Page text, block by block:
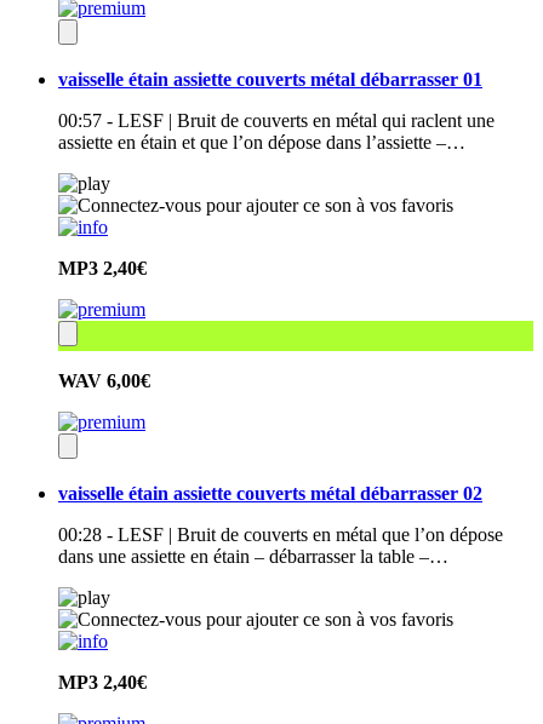
vaisselle étain assiette couverts métal débarrasser 01
00:57 - LESF | Bruit de couverts en métal qui raclent une
assiette en étain et que l’on dépose dans l’assiette –…
MP3 2,40€
WAV 6,00€
vaisselle étain assiette couverts métal débarrasser 02
00:28 - LESF | Bruit de couverts en métal que l’on dépose
dans une assiette en étain – débarrasser la table –…
MP3 2,40€